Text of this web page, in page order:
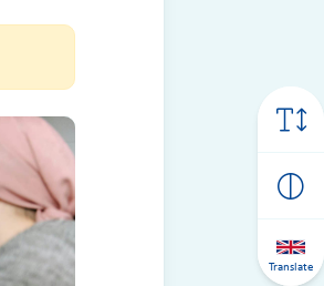
Translate